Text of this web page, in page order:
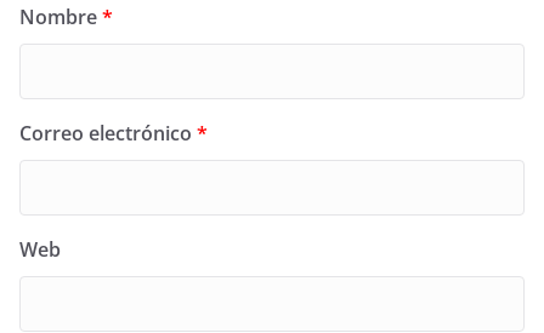
Nombre*
Correo electrónico *
Web